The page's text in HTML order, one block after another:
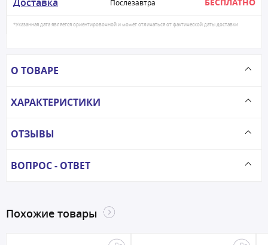
Послезавтра
*Указанная дата является ориентировочной и может отличаться от фактической даты доставки
О ТОВАРЕ
ХАРАКТЕРИСТИКИ
ОТЗЫВЫ
ВОПРОС - ОТВЕТ
Похожие товары